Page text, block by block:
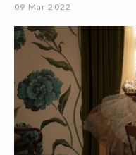
09 Mar 2022